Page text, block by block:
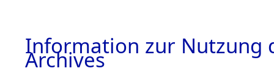
Information zur Nutzung
Archives